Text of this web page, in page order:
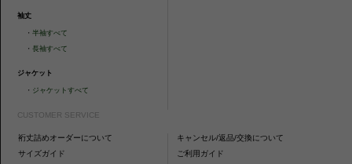
袖丈
・半袖すべて
・長袖すべて
ジャケット
・ ジャケットすべて
CUSTOMER SERVICE
裄丈詰めオーダーについて
キャンセル/返品/交換について
サイズガイド
ご利用ガイド